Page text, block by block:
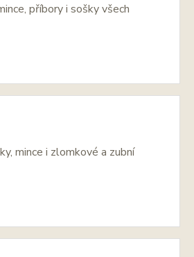
příbory i sošky všech
mince i zlomkové a zubní